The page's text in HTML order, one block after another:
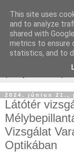
2024. június 21.,
Látótér
Vizsgálat
Optikában
This site uses
and to analyze
shared with
metrics to ensure
statistics, and to